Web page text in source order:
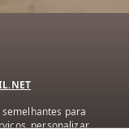
para
personalizar